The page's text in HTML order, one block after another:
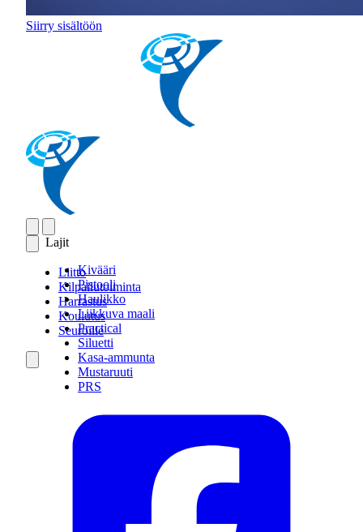
Siirry sisältöön
Lajit
Kivääri
Pistooli
Haulikko
Liikkuva maali
Practical
Siluetti
Kasa-ammunta
Mustaruuti
PRS
Liitto
Kilpailutoiminta
Harrastus
Koulutus
Seuroille